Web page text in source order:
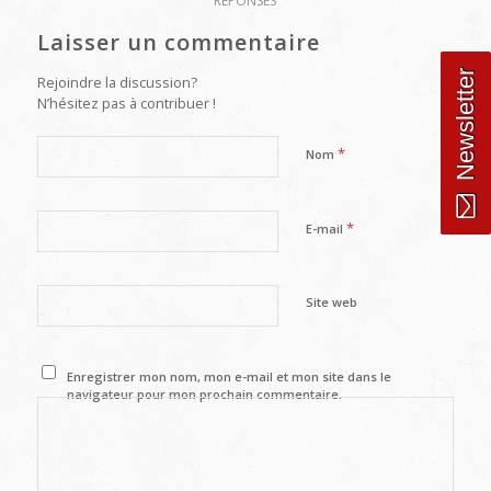
Laisser un commentaire
Rejoindre la discussion?
N’hésitez pas à contribuer !
Nom *
E-mail *
Site web
Enregistrer mon nom, mon e-mail et mon site dans le
navigateur pour mon prochain commentaire.
Newsletter